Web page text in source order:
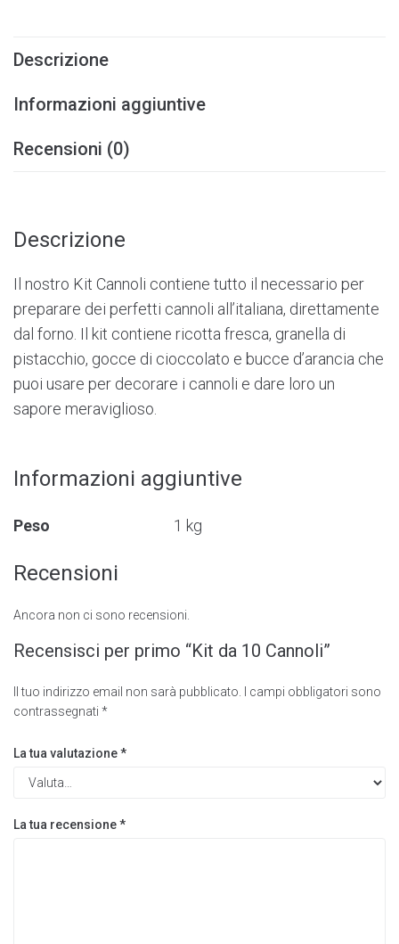
Descrizione
Informazioni aggiuntive
Recensioni (0)
Descrizione
Il nostro Kit Cannoli contiene tutto il necessario per
preparare dei perfetti cannoli all’italiana, direttamente
dal forno. Il kit contiene ricotta fresca, granella di
pistacchio, gocce di cioccolato e bucce d’arancia che
puoi usare per decorare i cannoli e dare loro un
sapore meraviglioso.
Informazioni aggiuntive
Peso 1 kg
Recensioni
Ancora non ci sono recensioni.
Recensisci per primo “Kit da 10 Cannoli”
Il tuo indirizzo email non sarà pubblicato.
I campi obbligatori sono
contrassegnati *
La tua valutazione*
La tua recensione*